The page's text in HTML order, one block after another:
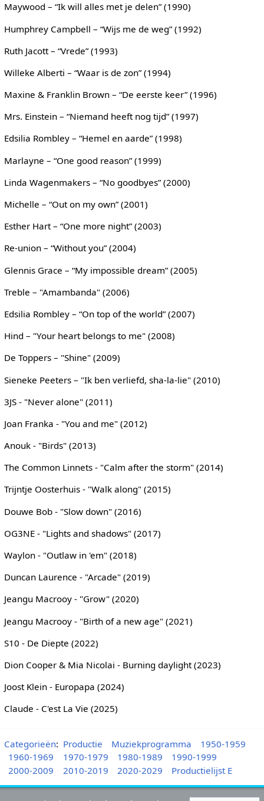
Maywood – “Ik will alles met je delen” (1990)
Humphrey Campbell – “Wijs me de weg” (1992)
Ruth Jacott – “Vrede” (1993)
Willeke Alberti – “Waar is de zon” (1994)
Maxine & Franklin Brown – “De eerste keer” (1996)
Mrs. Einstein – “Niemand heeft nog tijd” (1997)
Edsilia Rombley – “Hemel en aarde” (1998)
Marlayne – “One good reason” (1999)
Linda Wagenmakers – “No goodbyes” (2000)
Michelle – “Out on my own” (2001)
Esther Hart – “One more night” (2003)
Re-union – “Without you” (2004)
Glennis Grace – “My impossible dream” (2005)
Treble – "Amambanda" (2006)
Edsilia Rombley – “On top of the world” (2007)
Hind – "Your heart belongs to me" (2008)
De Toppers – "Shine" (2009)
Sieneke Peeters – "Ik ben verliefd, sha-la-lie" (2010)
3JS - "Never alone" (2011)
Joan Franka - "You and me" (2012)
Anouk - "Birds" (2013)
The Common Linnets - "Calm after the storm" (2014)
Trijntje Oosterhuis - "Walk along" (2015)
Douwe Bob - "Slow down" (2016)
OG3NE - "Lights and shadows" (2017)
Waylon - "Outlaw in 'em" (2018)
Duncan Laurence - "Arcade" (2019)
Jeangu Macrooy - "Grow" (2020)
Jeangu Macrooy - "Birth of a new age" (2021)
S10 - De Diepte (2022)
Dion Cooper & Mia Nicolai - Burning daylight (2023)
Joost Klein - Europapa (2024)
Claude - C'est La Vie (2025)
Categorieën: Productie Muziekprogramma
1950-1959
1960-1969
1970-1979 1980-1989
1990-1999
2000-2009
2010-2019 2020-2029 Productielijst E